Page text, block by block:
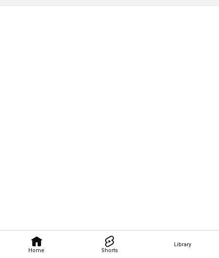
Home Shorts
Library